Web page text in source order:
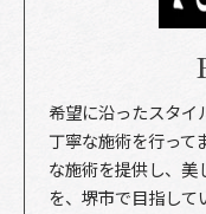
希望に沿ったスタイ
丁寧な施術を行って
な施術を提供し、美
を、堺市で目指して